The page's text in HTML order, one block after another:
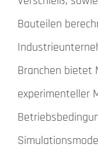
Bauteilen
Branchen bietet
experimenteller